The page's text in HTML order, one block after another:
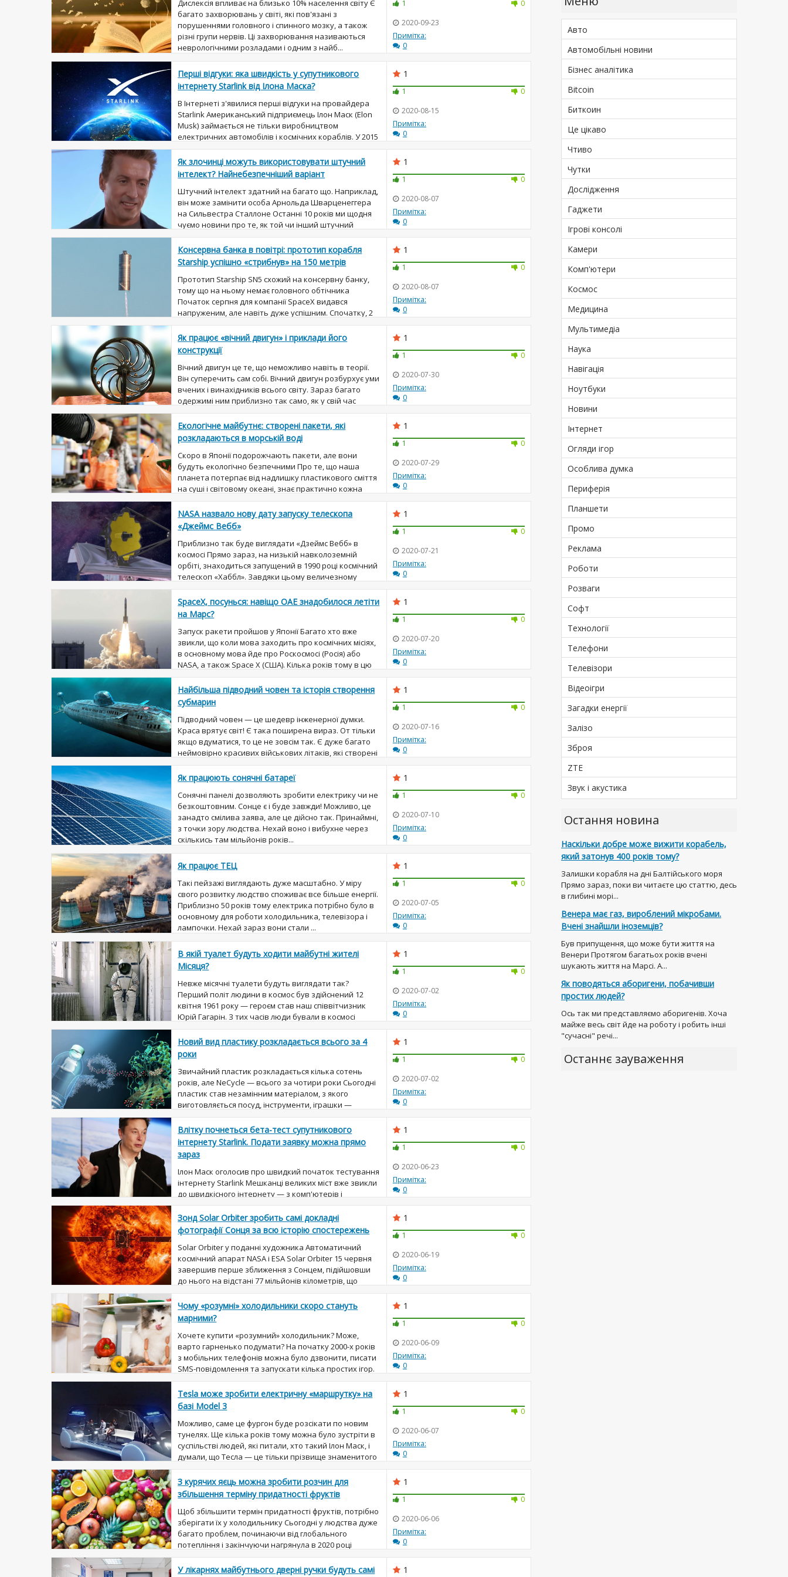
Дислексія впливає на близько 10% населення світу Є
багато захворювань у світі, які пов'язані з
порушеннями головного і спинного мозку, а також
різні групи нервів. Ці захворювання називаються
неврологічними розладами і одним з найб...
1
0
2020-09-23
Примітка:
0
Перші відгуки: яка швидкість у супутникового
інтернету Starlink від Ілона Маска?
В Інтернеті з'явилися перші відгуки на провайдера
Starlink Американський підприємець Ілон Маск (Elon
Musk) займається не тільки виробництвом
електричних автомобілів і космічних кораблів. У 2015
році він створив компанію Starlink, ...
1
1
0
2020-08-15
Примітка:
0
Як злочинці можуть використовувати штучний
інтелект? Найнебезпечніший варіант
Штучний інтелект здатний на багато що. Наприклад,
він може замінити особа Арнольда Шварценеггера
на Сильвестра Сталлоне Останні 10 років ми щодня
чуємо новини про те, як той чи інший штучний
інтелект навчився новим навичкам. На сь...
1
1
0
2020-08-07
Примітка:
0
Консервна банка в повітрі: прототип корабля
Starship успішно «стрибнув» на 150 метрів
Прототип Starship SN5 схожий на консервну банку,
тому що на ньому немає головного обтічника
Початок серпня для компанії SpaceX видався
напруженим, але навіть дуже успішним. Спочатку, 2
серпня, їй вдалося без проблем повернути астр...
1
1
0
2020-08-07
Примітка:
0
Як працює «вічний двигун» і приклади його
конструкції
Вічний двигун це те, що неможливо навіть в теорії.
Він суперечить сам собі. Вічний двигун розбурхує уми
вчених і винахідників всього світу. Зараз багато
одержимі ним приблизно так само, як у свій час
алхіміки були одержимі ідеєю о...
1
1
0
2020-07-30
Примітка:
0
Екологічне майбутнє: створені пакети, які
розкладаються в морській воді
Скоро в Японії подорожчають пакети, але вони
будуть екологічно безпечними Про те, що наша
планета потерпає від надлишку пластикового сміття
на суші і світовому океані, знає практично кожна
людина. По-перше, все видно неозброєним о...
1
1
0
2020-07-29
Примітка:
0
NASA назвало нову дату запуску телескопа
«Джеймс Вебб»
Приблизно так буде виглядати «Дзеймс Вебб» в
космосі Прямо зараз, на низькій навколоземній
орбіті, знаходиться запущений в 1990 році космічний
телескоп «Хаббл». Завдяки цьому величезному
пристрою масою понад 11 000 кілограм, аерок...
1
1
0
2020-07-21
Примітка:
0
SpaceX, посунься: навіщо ОАЕ знадобилося летіти
на Марс?
Запуск ракети пройшов у Японії Багато хто вже
звикли, що коли мова заходить про космічних місіях,
в основному мова йде про Роскосмосі (Росія) або
NASA, а також Space X (США). Кілька років тому в цю
гонку вступив Китай, який повідо...
1
1
0
2020-07-20
Примітка:
0
Найбільша підводний човен та історія створення
субмарин
Підводний човен — це шедевр інженерної думки.
Краса врятує світ! Є така поширена вираз. От тільки
якщо вдуматися, то це не зовсім так. Є дуже багато
неймовірно красивих військових літаків, які створені
для того, щоб її забир...
1
1
0
2020-07-16
Примітка:
0
Як працюють сонячні батареї
Сонячні панелі дозволяють зробити електрику чи не
безкоштовним. Сонце є і буде завжди! Можливо, це
занадто смілива заява, але це дійсно так. Принаймні,
з точки зору людства. Нехай воно і вибухне через
скількись там мільйонів років...
1
1
0
2020-07-10
Примітка:
0
Як працює ТЕЦ
Такі пейзажі виглядають дуже масштабно. У міру
свого розвитку людство споживає все більше енергії.
Приблизно 50 років тому електрика потрібно було в
основному для роботи холодильника, телевізора і
лампочки. Нехай зараз вони стали ...
1
1
0
2020-07-05
Примітка:
0
В якій туалет будуть ходити майбутні жителі
Місяця?
Невже місячні туалети будуть виглядати так?
Перший політ людини в космос був здійснений 12
квітня 1961 року — героєм став наш співвітчизник
Юрій Гагарін. З тих часів люди бували в космосі
багато разів, де їм було необхідно вирішув...
1
1
0
2020-07-02
Примітка:
0
Новий вид пластику розкладається всього за 4
роки
Звичайний пластик розкладається кілька сотень
років, але NeCycle — всього за чотири роки Сьогодні
пластик став незамінним матеріалом, з якого
виготовляється посуд, інструменти, іграшки —
загалом, практично все, що нас оточує. Його...
1
1
0
2020-07-02
Примітка:
0
Влітку почнеться бета-тест супутникового
інтернету Starlink. Подати заявку можна прямо
зараз
Ілон Маск оголосив про швидкий початок тестування
інтернету Starlink Мешканці великих міст вже звикли
до швидкісного інтернету — з комп'ютерів і
смартфонів можна без проблем дивитися фільми і
проводити час в онлайн-іграх. Але от у...
1
1
0
2020-06-23
Примітка:
0
Зонд Solar Orbiter зробить самі докладні
фотографії Сонця за всю історію спостережень
Solar Orbiter у поданні художника Автоматичний
космічний апарат NASA і ESA Solar Orbiter 15 червня
завершив перше зближення з Сонцем, підійшовши
до нього на відстані 77 мільйонів кілометрів, що
приблизно дорівнює половині відстані...
1
1
0
2020-06-19
Примітка:
0
Чому «розумні» холодильники скоро стануть
марними?
Хочете купити «розумний» холодильник? Може,
варто гарненько подумати? На початку 2000-х років
з мобільних телефонів можна було дзвонити, писати
SMS-повідомлення та запускати кілька простих ігор.
На сьогоднішній день технологічний ...
1
1
0
2020-06-09
Примітка:
0
Tesla може зробити електричну «маршрутку» на
базі Model 3
Можливо, саме це фургон буде розсікати по новим
тунелях. Ще кілька років тому можна було зустріти в
суспільстві людей, які питали, хто такий Ілон Маск, і
думали, що Тесла — це тільки прізвище знаменитого
вченого з минулого. ...
1
1
0
2020-06-07
Примітка:
0
З курячих яєць можна зробити розчин для
збільшення терміну придатності фруктів
Щоб збільшити термін придатності фруктів, потрібно
зберігати їх у холодильнику Сьогодні у людства дуже
багато проблем, починаючи від глобального
потепління і закінчуючи нагрянула в 2020 році
пандемією коронавіруса. На даний момент...
1
1
0
2020-06-06
Примітка:
0
У лікарнях майбутнього дверні ручки будуть самі
1
Авто
Автомобільні новини
Бізнес аналітика
Bitcoin
Биткоин
Це цікаво
Чтиво
Чутки
Дослідження
Гаджети
Ігрові консолі
Камери
Комп'ютери
Космос
Медицина
Мультимедіа
Наука
Навігація
Ноутбуки
Новини
Інтернет
Огляди ігор
Особлива думка
Периферія
Планшети
Промо
Реклама
Роботи
Розваги
Софт
Технології
Телефони
Телевізори
Відеоігри
Загадки енергії
Залізо
Зброя
ZTE
Звук і акустика
Остання новина
Наскільки добре може вижити корабель,
який затонув 400 років тому?
Залишки корабля на дні Балтійського моря
Прямо зараз, поки ви читаєте цю статтю, десь
в глибині морі...
Венера має газ, вироблений мікробами.
Вчені знайшли іноземців?
Був припущення, що може бути життя на
Венери Протягом багатьох років вчені
шукають життя на Марсі. А...
Як поводяться аборигени, побачивши
простих людей?
Ось так ми представляємо аборигенів. Хоча
майже весь світ йде на роботу і робить інші
"сучасні" речі...
Останнє зауваження